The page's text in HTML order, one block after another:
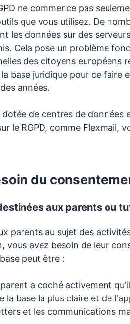
ne commence pas
que vous utilisez. De
les données sur des
Cela pose un problème
des citoyens européens
base juridique pour ce faire
années.
de centres de données
le RGPD, comme Flexmail,
du
aux parents ou
parents au sujet des
vous avez besoin de leur
peut être :
a coché activement
la base la plus claire et de
et les communications